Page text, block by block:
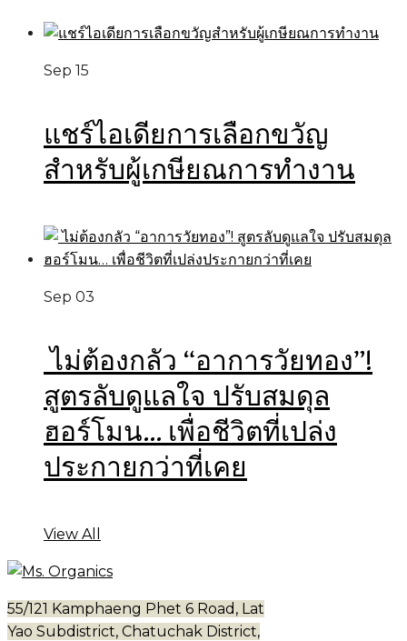
Sep 15
แชร์ไอเดียการเลือกขวัญ
สำหรับผู้เกษียณการทำงาน
Sep 03
ไม่ต้องกลัว “อาการวัยทอง”!
สูตรลับดูแลใจ ปรับสมดุล
ฮอร์โมน… เพื่อชีวิตที่เปล่ง
ประกายกว่าที่เคย
View All
55/121 Kamphaeng Phet 6 Road, Lat
Yao Subdistrict, Chatuchak District,